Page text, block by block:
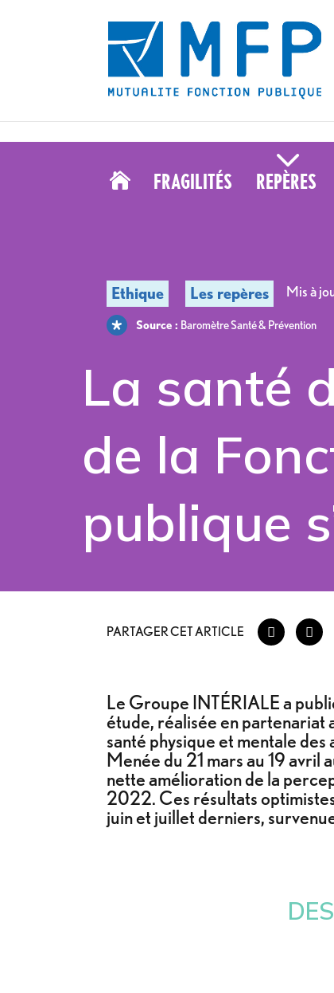
 FRAGILITÉS REPÈRES
Source : Baromètre Santé & Prévention
La santé
de la
publique
PARTAGER CET ARTICLE
Le Groupe INTÉRIALE a
étude, réalisée en partenariat
santé physique et mentale
Menée du 21 mars au 19 avril
nette amélioration de la
2022. Ces résultats
juin et juillet derniers,